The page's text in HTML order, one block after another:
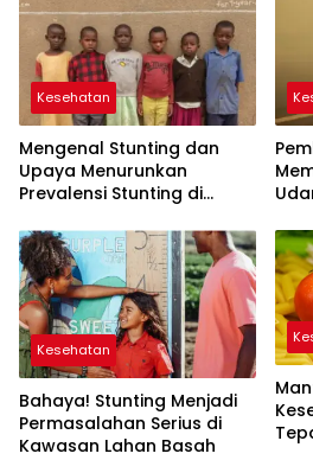
Kesehatan
Mengenal Stunting dan
Upaya Menurunkan
Prevalensi Stunting di
Kesehatan
Bahaya! Stunting Menjadi
Permasalahan Serius di
Kawasan Lahan Basah